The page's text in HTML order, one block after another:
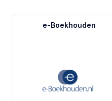
e-Boekhouden